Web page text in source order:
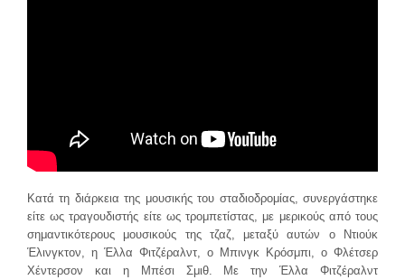
Κατά τη διάρκεια της μουσικής του σταδιοδρομίας, συνεργάστηκε
είτε ως τραγουδιστής είτε ως τρομπετίστας, με μερικούς από τους
σημαντικότερους μουσικούς της τζαζ, μεταξύ αυτών ο Ντιούκ
Έλινγκτον, η Έλλα Φιτζέραλντ, ο Μπινγκ Κρόσμπι, ο Φλέτσερ
Χέντερσον και η Μπέσι Σμιθ. Με την Έλλα Φιτζέραλντ